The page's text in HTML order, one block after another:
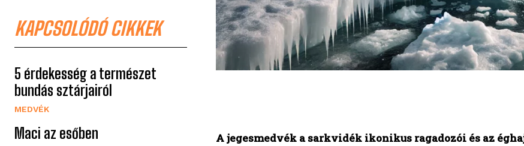
KAPCSOLÓDÓ CIKKEK
5 érdekesség a természet
bundás sztárjairól
MEDVÉK
Maci az esőben
A jegesmedvék a sarkvidék ikonikus ragadozói és az